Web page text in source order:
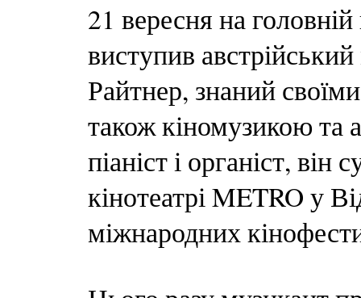
21 вересня на
виступив
Райтнер, знаний
також кіномузикою та
піаніст і органіст,
кінотеатрі METRO у
міжнародних